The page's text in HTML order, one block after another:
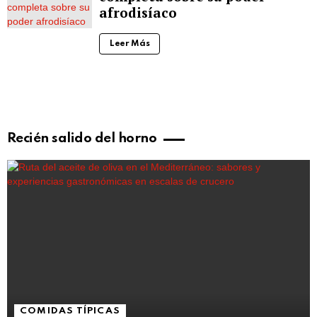
afrodisíaco
Leer Más
Recién salido del horno
COMIDAS TÍPICAS